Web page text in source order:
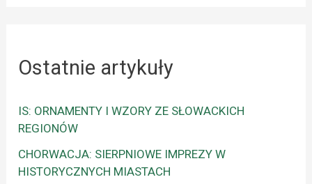
Ostatnie artykuły
IS: ORNAMENTY I WZORY ZE SŁOWACKICH
REGIONÓW
CHORWACJA: SIERPNIOWE IMPREZY W
HISTORYCZNYCH MIASTACH